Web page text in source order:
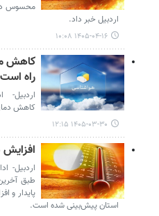
اردبیل خبر داد.
۱۴۰۵-۰۴-۱۶ ۱۰:۰۸
کاهش
راه است
اردبیل-
کاهش دمای هوا تا ۸
۱۴۰۵-۰۳-۳۰ ۱۲:۱۵
افزایش
اردبیل-
طبق
پایدار و
استان پیش‌بینی شده است.